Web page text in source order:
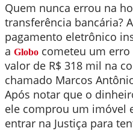
Quem nunca errou na
transferência bancária?
pagamento eletrônico
a Globo cometeu um
valor de R$ 318 mil na
chamado Marcos
Após notar que o
ele comprou um imóvel
entrar na Justiça para